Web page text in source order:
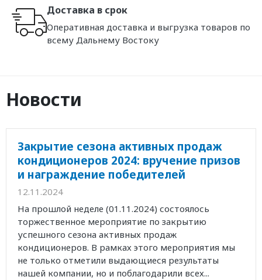
Доставка в срок
Оперативная доставка и выгрузка товаров по
всему Дальнему Востоку
Новости
Закрытие сезона активных продаж
кондиционеров 2024: вручение призов
и награждение победителей
12.11.2024
На прошлой неделе (01.11.2024) состоялось
торжественное мероприятие по закрытию
успешного сезона активных продаж
кондиционеров. В рамках этого мероприятия мы
не только отметили выдающиеся результаты
нашей компании, но и поблагодарили всех...